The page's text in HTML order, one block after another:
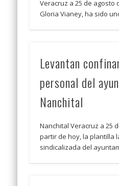
Veracruz a 25 de agosto
Gloria Vianey, ha sido
Levantan
personal del
Nanchital
Nanchital Veracruz a 25
partir de hoy, la plantilla
sindicalizada del